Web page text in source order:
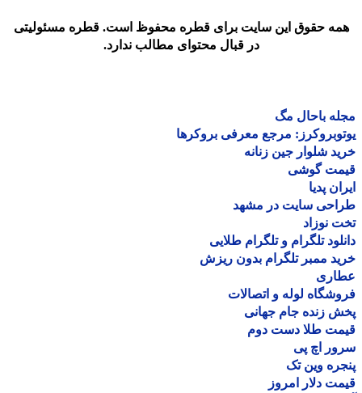
حقوق این سایت برای قطره محفوظ است. قطره مسئولیتی
در قبال محتوای مطالب ندارد.
باحال مگ
مرجع معرفی بروکرها
شلوار جین زنانه
گوشی
پدیا
سایت در مشهد
نوزاد
تلگرام و تلگرام طلایی
ممبر تلگرام بدون ریزش
لوله و اتصالات
زنده جام جهانی
طلا دست دوم
اچ پی
وین تک
دلار امروز